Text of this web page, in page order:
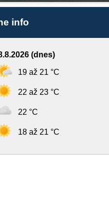
info
(dnes)
19 až 21 °C
22 až 23 °C
22 °C
18 až 21 °C